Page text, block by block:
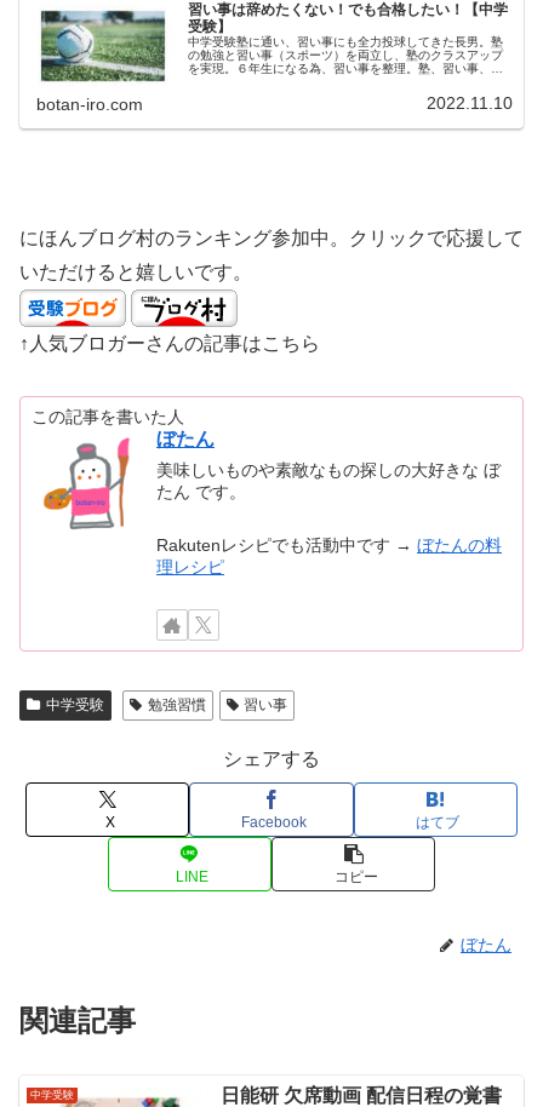
習い事は辞めたくない！でも合格したい！【中学
受験】
中学受験塾に通い、習い事にも全力投球してきた長男。塾
の勉強と習い事（スポーツ）を両立し、塾のクラスアップ
を実現。６年生になる為、習い事を整理。塾、習い事、家
botan-iro.com 2022.11.10
にほんブログ村のランキング参加中。クリックで応援して
いただけると嬉しいです。
↑人気ブロガーさんの記事はこちら
この記事を書いた人
ぼたん
美味しいものや素敵なもの探しの大好きな ぼ
たん です。
Rakutenレシピでも活動中です →ぼたんの料
理レシピ
中学受験 勉強習慣 習い事
シェアする
X Facebook はてブ
LINE コピー
ぼたん
関連記事
中学受験
日能研 欠席動画 配信日程の覚書